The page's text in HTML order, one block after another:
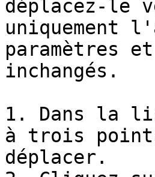
déplacez-le
uniquement
paramètres
inchangés.
1. Dans la
à trois
déplacer.